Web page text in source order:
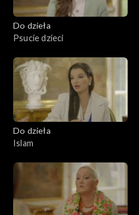
Do dzieła
Psucie dzieci
Do dzieła
Islam